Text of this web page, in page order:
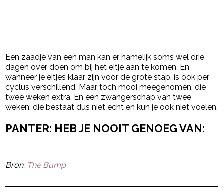
Een zaadje van een man kan er namelijk soms wel drie
dagen over doen om bij het eitje aan te komen. En
wanneer je eitjes klaar zijn voor de grote stap, is ook per
cyclus verschillend. Maar toch mooi meegenomen, die
twee weken extra. En een zwangerschap van twee
weken: die bestaat dus niet echt en kun je ook niet voelen.
PANTER: HEB JE NOOIT GENOEG VAN:
Bron: The Bump